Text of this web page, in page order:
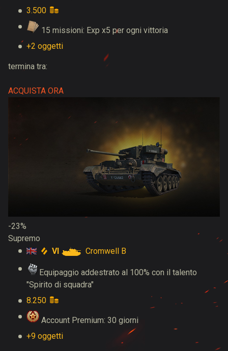
3.500
15 missioni: Exp x5 per ogni vittoria
+2 oggetti
termina tra:
ACQUISTA ORA
-23%
Supremo
VI
Cromwell B
Equipaggio addestrato al 100% con il talento
"Spirito di squadra"
8.250
Account Premium: 30 giorni
+9 oggetti